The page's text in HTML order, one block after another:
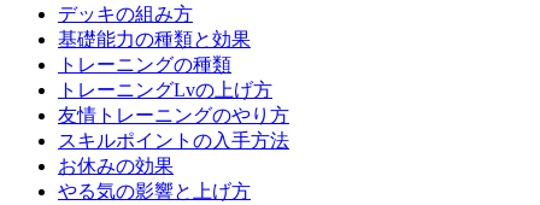
デッキの組み方
基礎能力の種類と効果
トレーニングの種類
トレーニングLvの上げ方
友情トレーニングのやり方
スキルポイントの入手方法
お休みの効果
やる気の影響と上げ方